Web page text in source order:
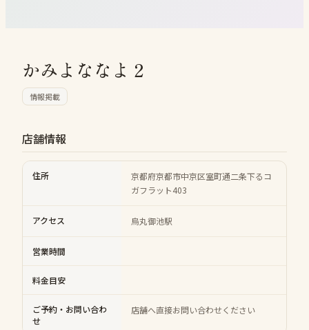
かみよななよ２
情報掲載
店舗情報
住所
京都府京都市中京区室町通二条下るコ
ガフラット403
アクセス 烏丸御池駅
営業時間
料金目安
ご予約・お問い合わ
せ
店舗へ直接お問い合わせください